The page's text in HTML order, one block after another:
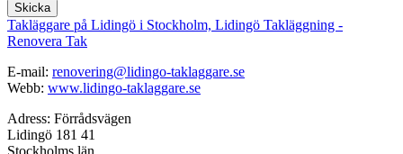
Skicka
Takläggare på Lidingö i Stockholm, Lidingö Takläggning -
Renovera Tak
E-mail: renovering@lidingo-taklaggare.se
Webb: www.lidingo-taklaggare.se
Adress: Förrådsvägen
Lidingö 181 41